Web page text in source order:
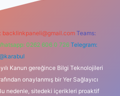
backlinkpaneli@gmail.com Teams:
0262 606 0 726 Telegram:
Kanun gereğince Bilgi Teknolojileri
onaylanmış bir Yer Sağlayıcı
nedenle, sitedeki içerikleri proaktif